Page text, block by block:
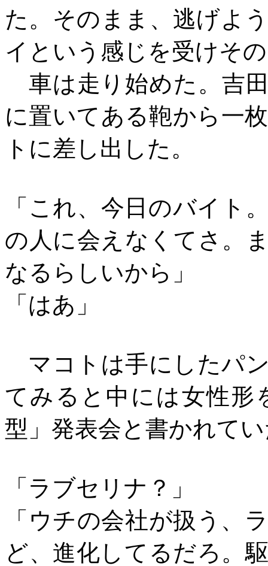
た。そのまま、逃げよ
イという感じを受けそ
車は走り始めた。吉
に置いてある鞄から一
トに差し出した。
「これ、今日のバイト
の人に会えなくてさ。
なるらしいから」
「はあ」
マコトは手にしたパ
てみると中には女性形
型」発表会と書かれて
「ラブセリナ？」
「ウチの会社が扱う、
ど、進化してるだろ。